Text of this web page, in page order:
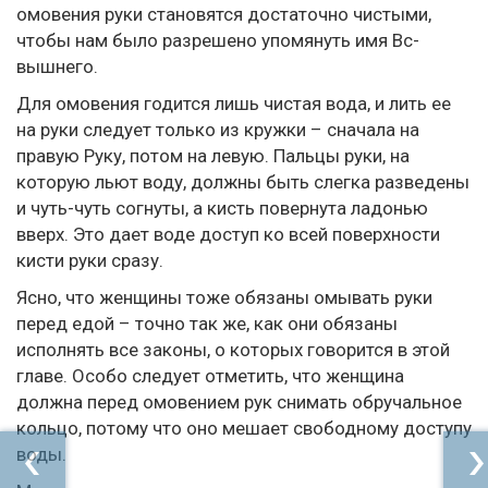
омовения руки становятся достаточно чистыми,
чтобы нам было разрешено упомянуть имя Вс-
вышнего.
Для омовения годится лишь чистая вода, и лить ее
на руки следует только из кружки – сначала на
правую Руку, потом на левую. Пальцы руки, на
которую льют воду, должны быть слегка разведены
и чуть-чуть согнуты, а кисть повернута ладонью
вверх. Это дает воде доступ ко всей поверхности
кисти руки сразу.
Ясно, что женщины тоже обязаны омывать руки
перед едой – точно так же, как они обязаны
исполнять все законы, о которых говорится в этой
главе. Особо следует отметить, что женщина
должна перед омовением рук снимать обручальное
кольцо, потому что оно мешает свободному доступу
воды.